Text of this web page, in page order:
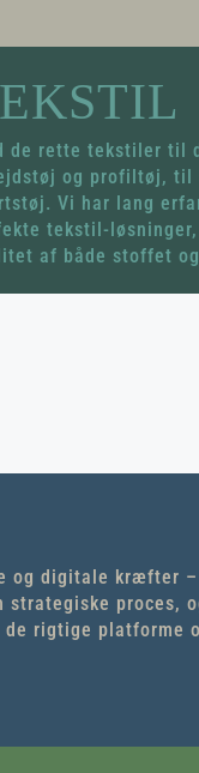
de rette tekstiler til
og profiltøj, til
Vi har lang
tekstil-
af både stoffet
og digitale kræfter
strategiske proces,
rigtige platforme